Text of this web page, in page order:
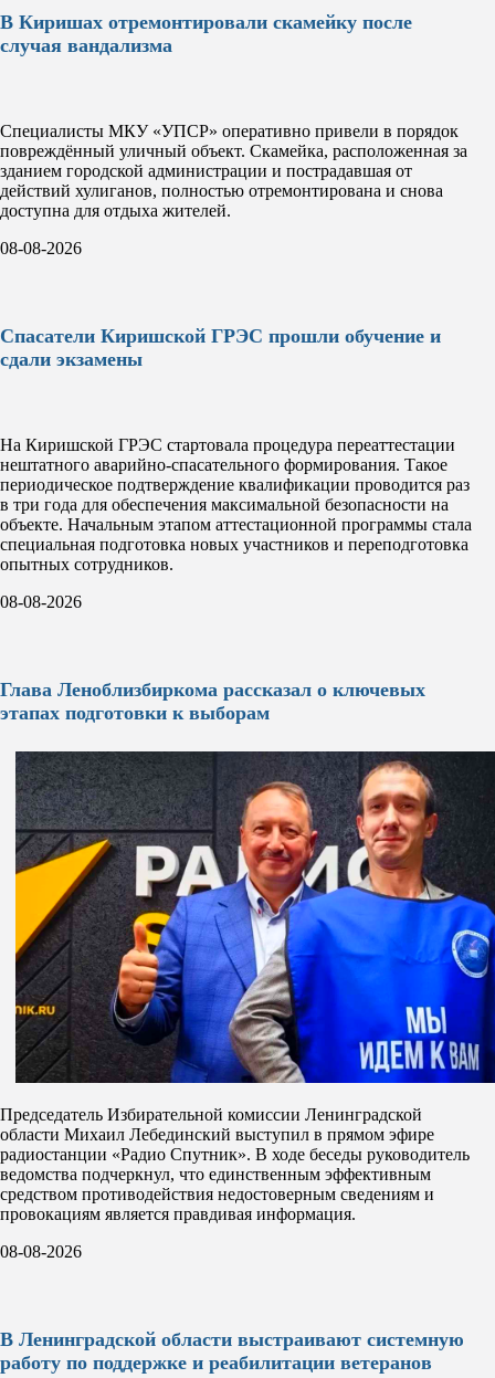
В Киришах отремонтировали скамейку после
случая вандализма
Специалисты МКУ «УПСР» оперативно привели в порядок
повреждённый уличный объект. Скамейка, расположенная за
зданием городской администрации и пострадавшая от
действий хулиганов, полностью отремонтирована и снова
доступна для отдыха жителей.
08-08-2026
Спасатели Киришской ГРЭС прошли обучение и
сдали экзамены
На Киришской ГРЭС стартовала процедура переаттестации
нештатного аварийно-спасательного формирования. Такое
периодическое подтверждение квалификации проводится раз
в три года для обеспечения максимальной безопасности на
объекте. Начальным этапом аттестационной программы стала
специальная подготовка новых участников и переподготовка
опытных сотрудников.
08-08-2026
Глава Леноблизбиркома рассказал о ключевых
этапах подготовки к выборам
Председатель Избирательной комиссии Ленинградской
области Михаил Лебединский выступил в прямом эфире
радиостанции «Радио Спутник». В ходе беседы руководитель
ведомства подчеркнул, что единственным эффективным
средством противодействия недостоверным сведениям и
провокациям является правдивая информация.
08-08-2026
В Ленинградской области выстраивают системную
работу по поддержке и реабилитации ветеранов